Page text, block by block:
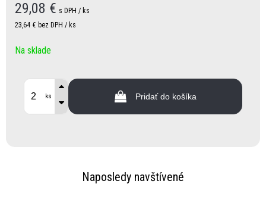
29,08 € s DPH / ks
23,64 € bez DPH / ks
Na sklade
ks Pridať do košíka
Naposledy navštívené